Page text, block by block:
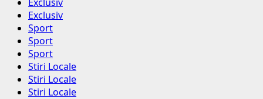
Exclusiv
Sport
Sport
Sport
Stiri Locale
Stiri Locale
Stiri Locale